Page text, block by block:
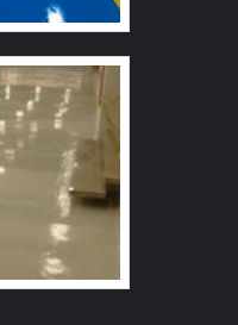
ao fato de ser uma
com seus serviços,
focar suas ações no
de alta qualidade onde
suficiente para
Todos esses fatores,
de consultores
garantem a melhor